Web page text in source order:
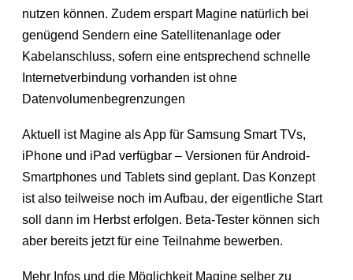
nutzen können. Zudem erspart Magine natürlich bei
genügend Sendern eine Satellitenanlage oder
Kabelanschluss, sofern eine entsprechend schnelle
Internetverbindung vorhanden ist ohne
Datenvolumenbegrenzungen
Aktuell ist Magine als App für Samsung Smart TVs,
iPhone und iPad verfügbar – Versionen für Android-
Smartphones und Tablets sind geplant. Das Konzept
ist also teilweise noch im Aufbau, der eigentliche Start
soll dann im Herbst erfolgen. Beta-Tester können sich
aber bereits jetzt für eine Teilnahme bewerben.
Mehr Infos und die Möglichkeit Magine selber zu